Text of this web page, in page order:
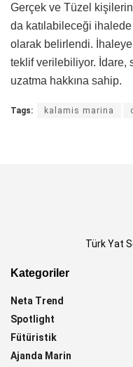
Gerçek ve Tüzel kişilerin
da katılabileceği
olarak belirlendi.
teklif verilebiliyor. İdare,
uzatma hakkına sahip.
Tags: kalamis marina
Türk Yat
Kategoriler
Neta Trend
Spotlight
Fütüristik
Ajanda Marin